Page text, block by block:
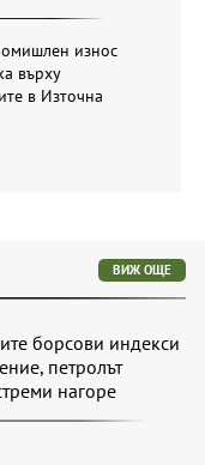
износ
върху
в Източна
ВИЖ ОЩЕ
борсови индекси
петролът
нагоре